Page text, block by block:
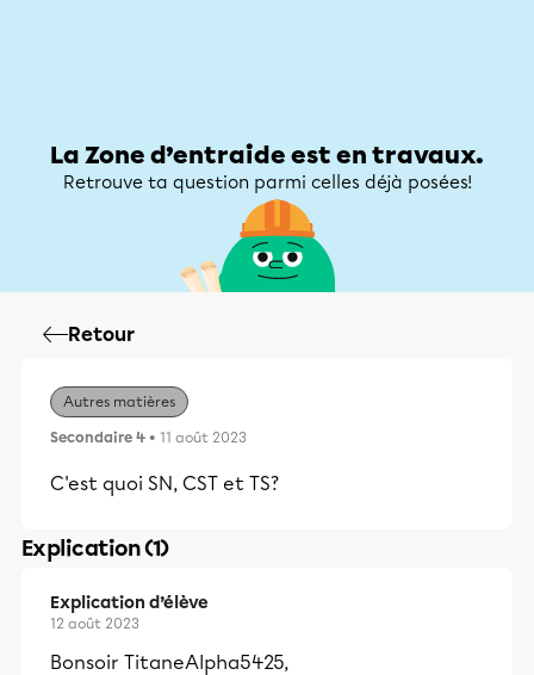
La Zone d’entraide est en travaux.
Retrouve ta question parmi celles déjà posées!
Retour
Autres matières
Secondaire 4 • 11 août 2023
C'est quoi SN, CST et TS?
Explication (1)
Explication d’élève
12 août 2023
Bonsoir TitaneAlpha5425,